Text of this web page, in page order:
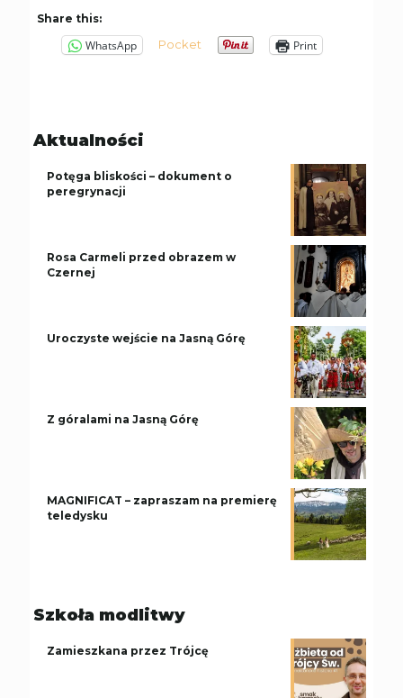
Share this:
WhatsApp Pocket Print
Aktualności
Potęga bliskości – dokument o
peregrynacji
Rosa Carmeli przed obrazem w
Czernej
Uroczyste wejście na Jasną Górę
Z góralami na Jasną Górę
MAGNIFICAT – zapraszam na premierę
teledysku
Szkoła modlitwy
Zamieszkana przez Trójcę